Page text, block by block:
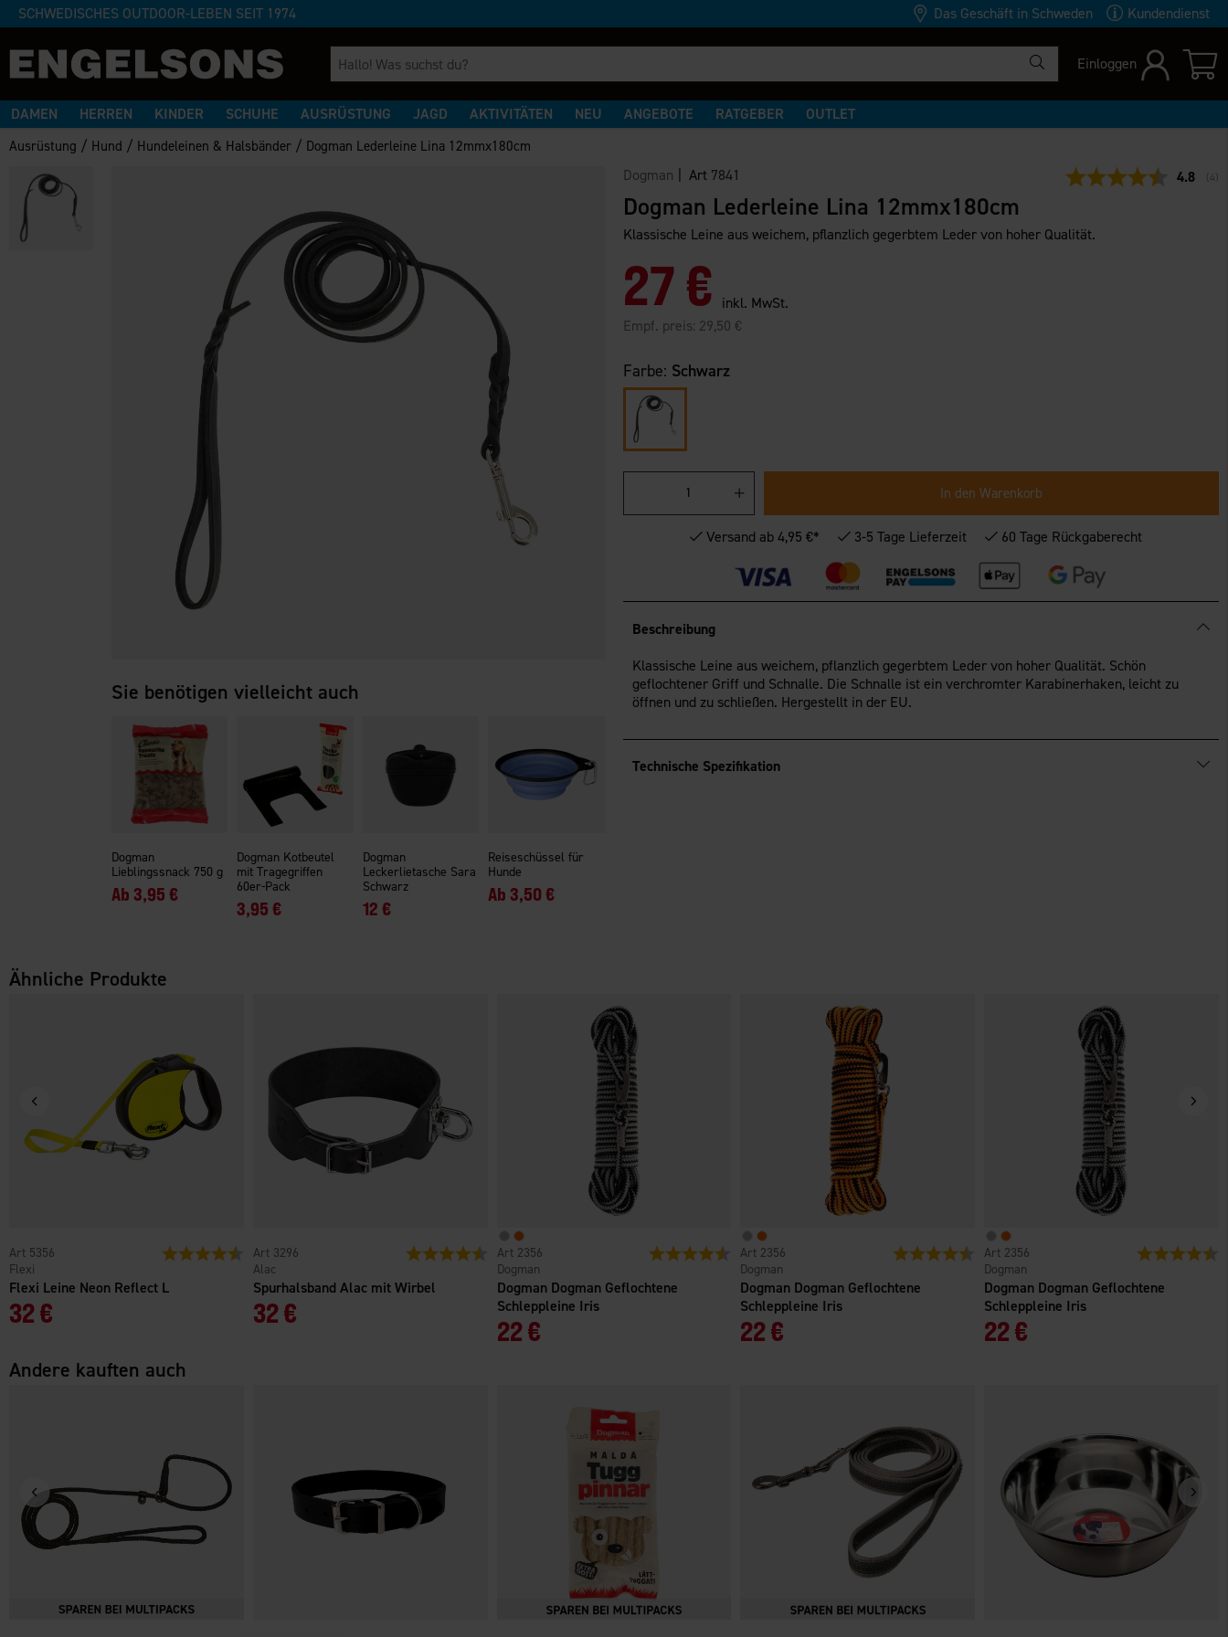
SCHWEDISCHES OUTDOOR-LEBEN SEIT 1974 Das Geschäft in Schweden Kundendienst
Einloggen
DAMEN HERREN KINDER SCHUHE AUSRÜSTUNG JAGD AKTIVITÄTEN NEU ANGEBOTE RATGEBER OUTLET
Ausrüstung / Hund / Hundeleinen & Halsbänder / Dogman Lederleine Lina 12mmx180cm
Sie benötigen vielleicht auch
Dogman
Lieblingssnack 750 g
Ab 3,95 €
Dogman Kotbeutel
mit Tragegriffen
60er-Pack
3,95 €
Dogman
Leckerlietasche Sara
Schwarz
12 €
Reiseschüssel für
Hunde
Ab3,50 €
Dogman | Art 7841 4.8 (4
Dogman Lederleine Lina 12mmx180cm
Klassische Leine aus weichem, pflanzlich gegerbtem Leder von hoher Qualität.
27 € inkl. MwSt.
Empf. preis: 29,50 €
Farbe: Schwarz
In den Warenkorb
Versand ab 4,95 €* 3-5 Tage Lieferzeit 60 Tage Rückgaberecht
Beschreibung
Klassische Leine aus weichem, pflanzlich gegerbtem Leder von hoher Qualität. Schön
geflochtener Griff und Schnalle. Die Schnalle ist ein verchromter Karabinerhaken, leicht zu
öffnen und zu schließen. Hergestellt in der EU.
Technische Spezifikation
Ähnliche Produkte
Flexi Leine Neon Reflect L
Flexi
5356
32 €
Bewertung: 4.7 von 5 Sternen
Spurhalsband Alac mit Wirbel
Alac
3296
32 €
Bewertung: 4.3 von 5 Sternen
Dogman Dogman Geflochtene
Schleppleine Iris
Dogman
2356
22 €
Bewertung: 4.8 von 5 Sternen
Dogman Dogman Geflochtene
Schleppleine Iris
Dogman
2356
22 €
Bewertung: 4.8 von 5 Sternen
Dogman Dogman Geflochtene
Schleppleine Iris
Dogman
2356
22 €
Bewertung:
Andere kauften auch